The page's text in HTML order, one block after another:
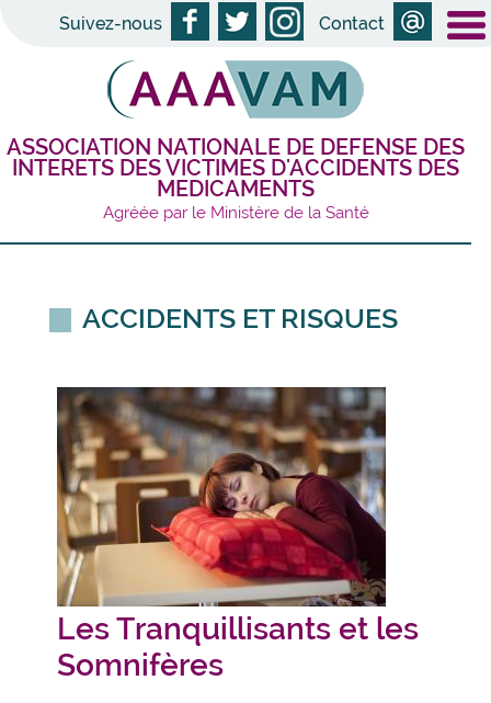
Suivez-nous Contact
ASSOCIATION NATIONALE DE DEFENSE DES
INTERETS DES VICTIMES D'ACCIDENTS DES
MEDICAMENTS
Agréée par le Ministère de la Santé
ACCIDENTS ET RISQUES
Les Tranquillisants et les
Somnifères